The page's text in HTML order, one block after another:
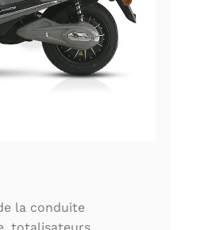
la conduite